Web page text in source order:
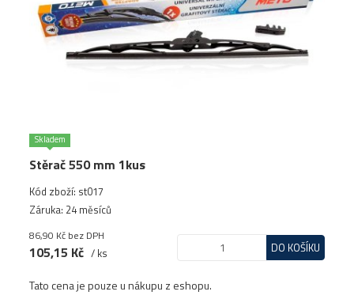
Skladem
Stěrač 550 mm 1kus
Kód zboží: st017
Záruka: 24 měsíců
86,90 Kč bez DPH
105,15 Kč / ks DO KOŠÍKU
Tato cena je pouze u nákupu z eshopu.